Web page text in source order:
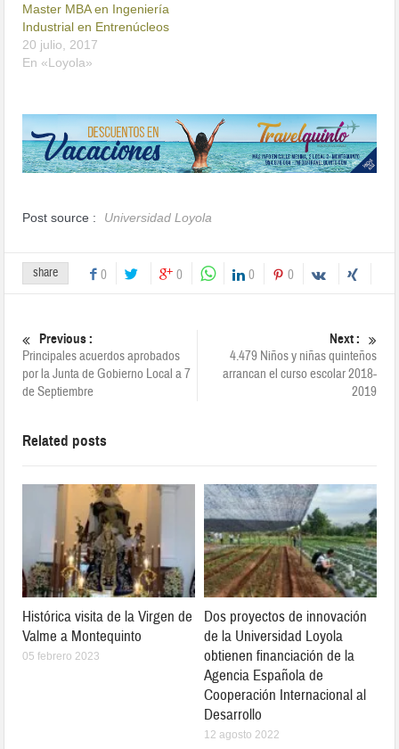
Master MBA en Ingeniería
Industrial en Entrenúcleos
20 julio, 2017
En «Loyola»
Post source : Universidad Loyola
share 0 0 0 0
Previous :
Principales acuerdos aprobados
por la Junta de Gobierno Local a 7
de Septiembre
Next :
4.479 Niños y niñas quinteños
arrancan el curso escolar 2018-
2019
Related posts
Histórica visita de la Virgen de
Valme a Montequinto
05 febrero 2023
Dos proyectos de innovación
de la Universidad Loyola
obtienen financiación de la
Agencia Española de
Cooperación Internacional al
Desarrollo
12 agosto 2022